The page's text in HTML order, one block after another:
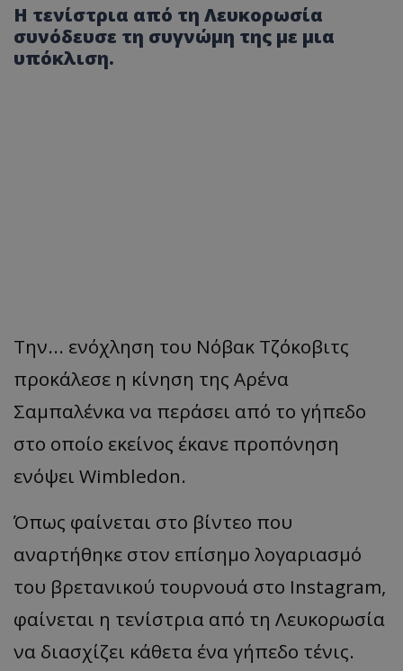
Η τενίστρια από τη Λευκορωσία
συνόδευσε τη συγνώμη της με μια
υπόκλιση.
Την... ενόχληση του Νόβακ Τζόκοβιτς
προκάλεσε η κίνηση της Αρένα
Σαμπαλένκα να περάσει από το γήπεδο
στο οποίο εκείνος έκανε προπόνηση
ενόψει Wimbledon.
Όπως φαίνεται στο βίντεο που
αναρτήθηκε στον επίσημο λογαριασμό
του βρετανικού τουρνουά στο Instagram,
φαίνεται η τενίστρια από τη Λευκορωσία
να διασχίζει κάθετα ένα γήπεδο τένις.